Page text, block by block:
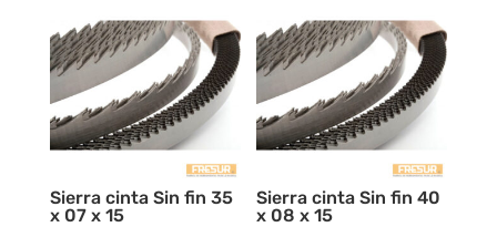
Sierra cinta Sin fin 35
x 07 x 15
Sierra cinta Sin fin 40
x 08 x 15